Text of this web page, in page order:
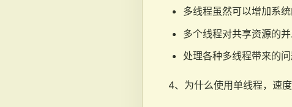
多线程虽然可以增加系
多个线程对共享资源的
处理各种多线程带来的
4、为什么使用单线程，速度